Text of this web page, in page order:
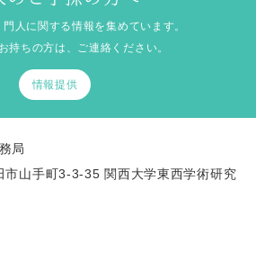
人に関する情報を集めています。
持ちの方は、ご連絡ください。
情報提供
局
山手町3-3-35 関西大学東西学術研究